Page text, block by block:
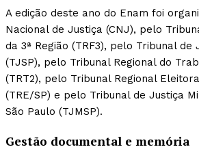
A edição deste ano do Enam foi
Nacional de Justiça (CNJ), pelo
da 3ª Região (TRF3), pelo Tribunal de
(TJSP), pelo Tribunal Regional do
(TRT2), pelo Tribunal Regional
(TRE/SP) e pelo Tribunal de Justiça
São Paulo (TJMSP).
Gestão documental e memória